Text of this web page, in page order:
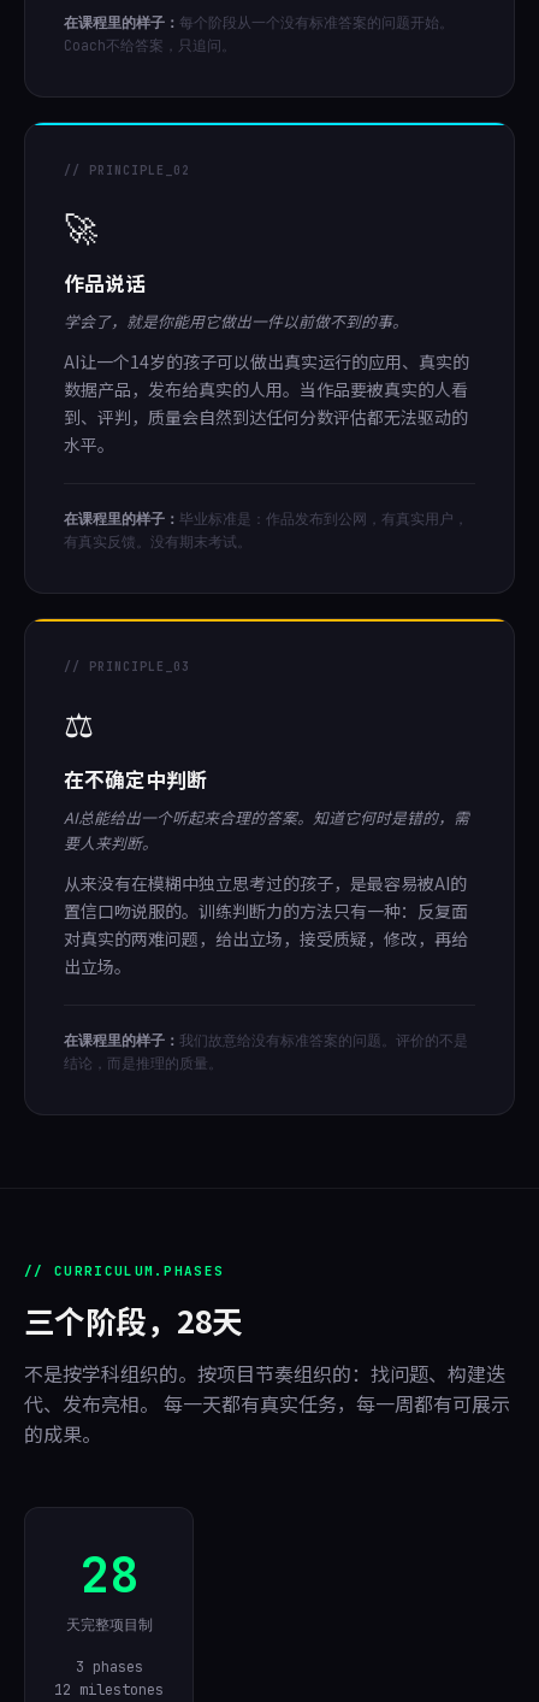
在课程里的样子： 每个阶段从一个没有标准答案的问题开始。
Coach不给答案，只追问。
// PRINCIPLE_02
🚀
作品说话
学会了，就是你能用它做出一件以前做不到的事。
AI让一个14岁的孩子可以做出真实运行的应用、真实的
数据产品，发布给真实的人用。当作品要被真实的人看
到、评判，质量会自然到达任何分数评估都无法驱动的
水平。
在课程里的样子： 毕业标准是：作品发布到公网，有真实用户，
有真实反馈。没有期末考试。
// PRINCIPLE_03
⚖️
在不确定中判断
AI总能给出一个听起来合理的答案。知道它何时是错的，需
要人来判断。
从来没有在模糊中独立思考过的孩子，是最容易被AI的
置信口吻说服的。训练判断力的方法只有一种：反复面
对真实的两难问题，给出立场，接受质疑，修改，再给
出立场。
在课程里的样子： 我们故意给没有标准答案的问题。评价的不是
结论，而是推理的质量。
// CURRICULUM.PHASES
三个阶段，28天
不是按学科组织的。按项目节奏组织的：找问题、构建迭
代、发布亮相。 每一天都有真实任务，每一周都有可展示
的成果。
28
天完整项目制
3 phases
12 milestones